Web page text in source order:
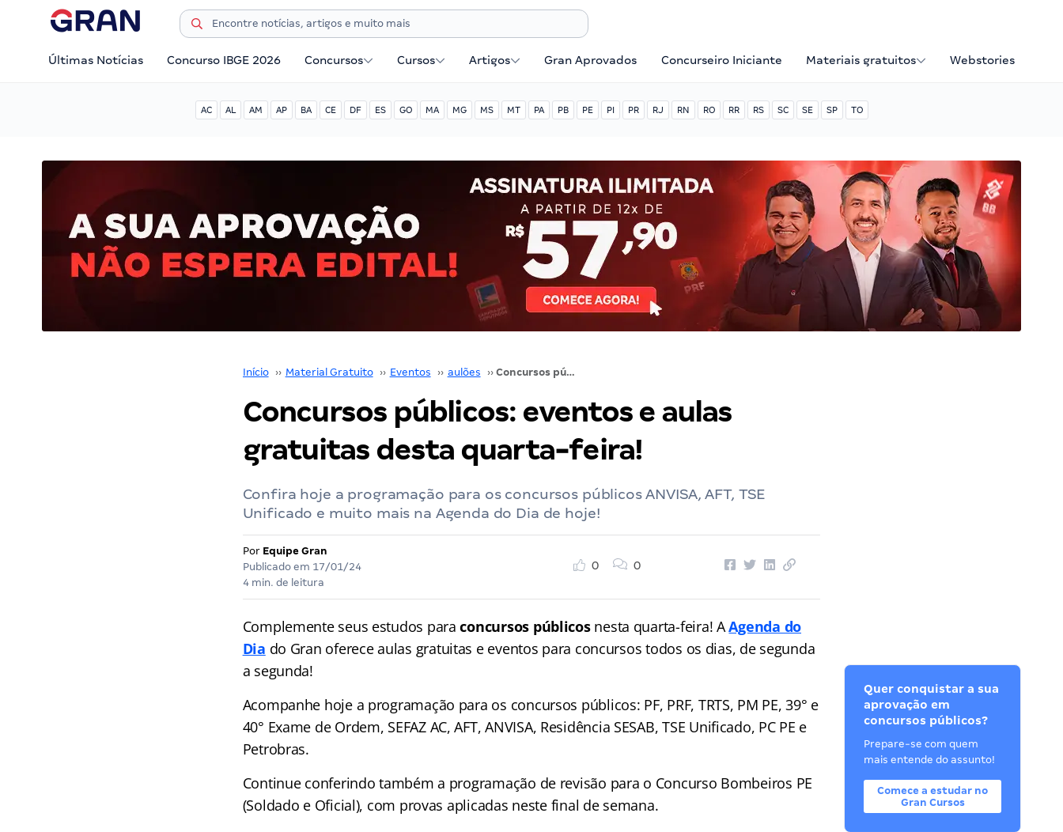
Últimas Notícias Concurso IBGE 2026 Concursos Cursos Artigos Gran Aprovados Concurseiro Iniciante Materiais gratuitos Webstories
AC AL AM AP BA CE DF ES GO MA MG MS MT PA PB PE PI PR RJ RN RO RR RS SC SE SP TO
Início ›› Material Gratuito ›› Eventos ›› aulões ›› Concursos públicos: eventos e aulas gratuitas desta quarta-feira!
Concursos públicos: eventos e aulas
gratuitas desta quarta-feira!
Confira hoje a programação para os concursos públicos ANVISA, AFT, TSE
Unificado e muito mais na Agenda do Dia de hoje!
Por Equipe Gran
Publicado em 17/01/24
4 min. de leitura
0 0
Complemente seus estudos para concursos públicosnesta quarta-feira! AAgenda do
Dia do Gran oferece aulas gratuitas e eventos para concursos todos os dias, de segunda
a segunda!
Acompanhe hoje a programação para os concursos públicos: PF, PRF, TRTS, PM PE, 39° e
40° Exame de Ordem, SEFAZ AC, AFT, ANVISA, Residência SESAB, TSE Unificado, PC PE e
Petrobras.
Continue conferindo também a programação de revisão para o Concurso Bombeiros PE
(Soldado e Oficial), com provas aplicadas neste final de semana.
Quer conquistar a sua
aprovação em
concursos públicos?
Prepare-se com quem
mais entende do assunto!
Comece a estudar no
Gran Cursos